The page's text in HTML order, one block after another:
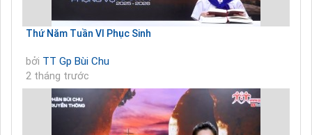
Thứ Năm Tuần VI Phục Sinh
bởi TT Gp Bùi Chu
2 tháng trước